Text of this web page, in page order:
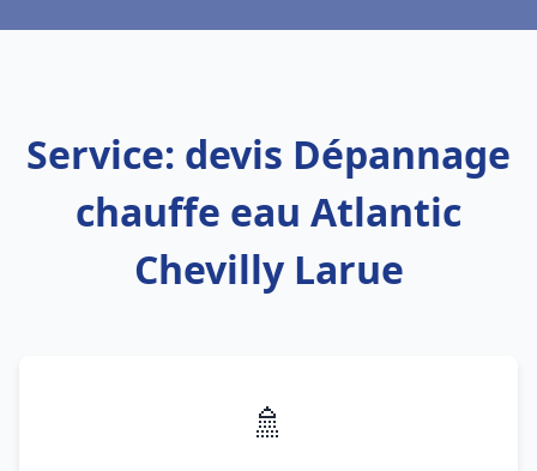
Service: devis Dépannage
chauffe eau Atlantic
Chevilly Larue
🚿